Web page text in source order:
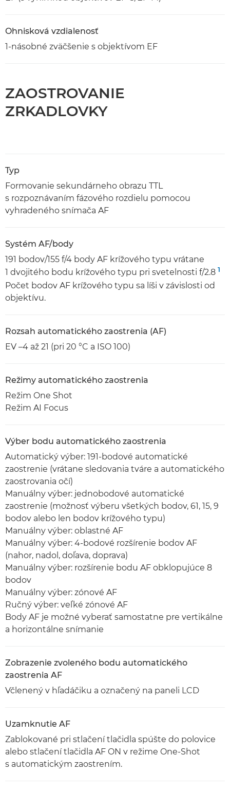
Ohnisková vzdialenosť
1-násobné zväčšenie s objektívom EF
ZAOSTROVANIE
ZRKADLOVKY
Typ
Formovanie sekundárneho obrazu TTL
s rozpoznávaním fázového rozdielu pomocou
vyhradeného snímača AF
Systém AF/body
191 bodov/155 f/4 body AF krížového typu vrátane
1 dvojitého bodu krížového typu pri svetelnosti f/2.8 1
Počet bodov AF krížového typu sa líši v závislosti od
objektívu.
Rozsah automatického zaostrenia (AF)
EV –4 až 21 (pri 20 °C a ISO 100)
Režimy automatického zaostrenia
Režim One Shot
Režim AI Focus
Výber bodu automatického zaostrenia
Automatický výber: 191-bodové automatické
zaostrenie (vrátane sledovania tváre a automatického
zaostrovania očí)
Manuálny výber: jednobodové automatické
zaostrenie (možnosť výberu všetkých bodov, 61, 15, 9
bodov alebo len bodov krížového typu)
Manuálny výber: oblastné AF
Manuálny výber: 4-bodové rozšírenie bodov AF
(nahor, nadol, doľava, doprava)
Manuálny výber: rozšírenie bodu AF obklopujúce 8
bodov
Manuálny výber: zónové AF
Ručný výber: veľké zónové AF
Body AF je možné vyberať samostatne pre vertikálne
a horizontálne snímanie
Zobrazenie zvoleného bodu automatického
zaostrenia AF
Včlenený v hľadáčiku a označený na paneli LCD
Uzamknutie AF
Zablokované pri stlačení tlačidla spúšte do polovice
alebo stlačení tlačidla AF ON v režime One-Shot
s automatickým zaostrením.